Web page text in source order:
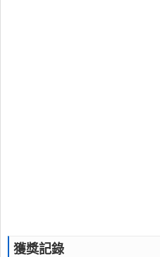
獲獎記錄